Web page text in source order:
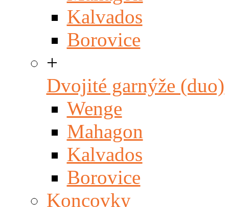
Kalvados
Borovice
+
Dvojité garnýže (duo)
Wenge
Mahagon
Kalvados
Borovice
Koncovky